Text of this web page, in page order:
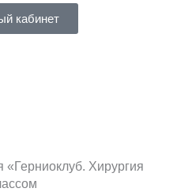
кабинет
Хирургия